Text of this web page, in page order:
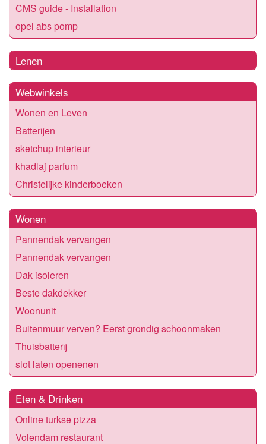
CMS guide - Installation
opel abs pomp
Lenen
Webwinkels
Wonen en Leven
Batterijen
sketchup interieur
khadlaj parfum
Christelijke kinderboeken
Wonen
Pannendak vervangen
Pannendak vervangen
Dak isoleren
Beste dakdekker
Woonunit
Buitenmuur verven? Eerst grondig schoonmaken
Thuisbatterij
slot laten openenen
Eten & Drinken
Online turkse pizza
Volendam restaurant